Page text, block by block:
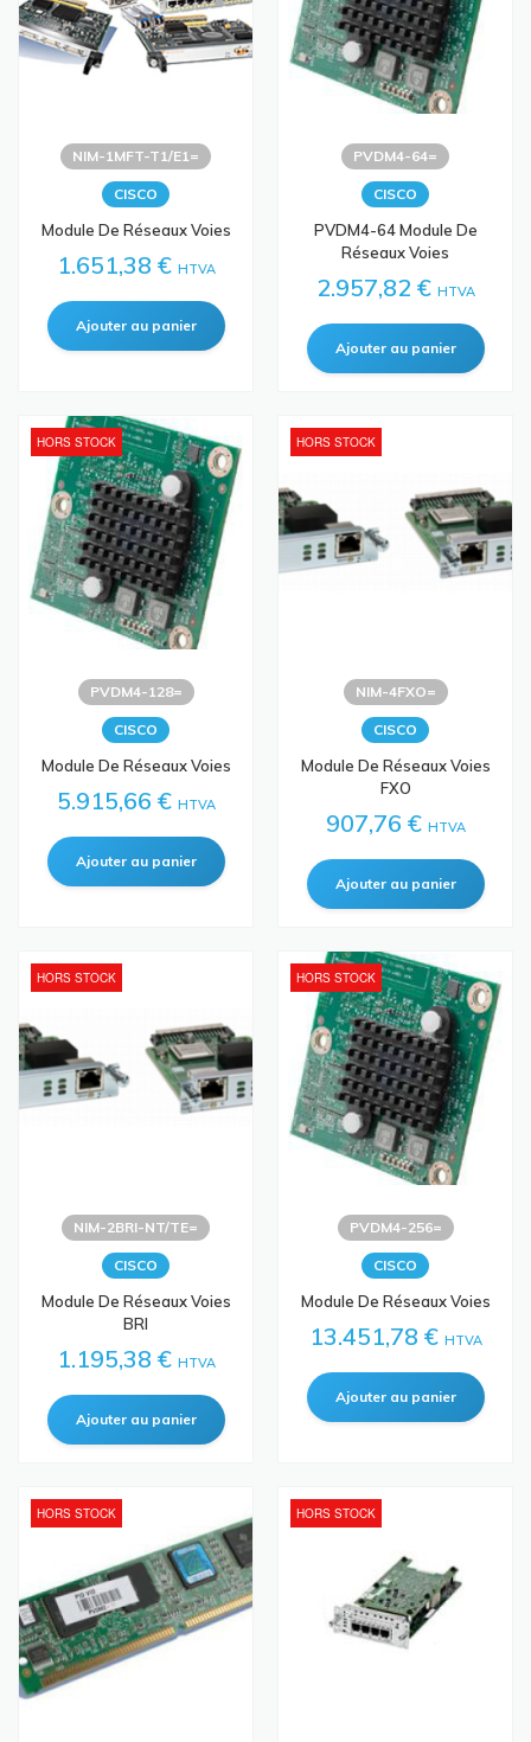
NIM-1MFT-T1/E1=
CISCO
Module De Réseaux Voies
1.651,38 € HTVA
PVDM4-64=
CISCO
PVDM4-64 Module De
Réseaux Voies
2.957,82 € HTVA
HORS STOCK
PVDM4-128=
CISCO
Module De Réseaux Voies
5.915,66 € HTVA
HORS STOCK
NIM-4FXO=
CISCO
Module De Réseaux Voies
FXO
907,76 € HTVA
HORS STOCK
NIM-2BRI-NT/TE=
CISCO
Module De Réseaux Voies
BRI
1.195,38 € HTVA
HORS STOCK
PVDM4-256=
CISCO
Module De Réseaux Voies
13.451,78 € HTVA
HORS STOCK HORS STOCK